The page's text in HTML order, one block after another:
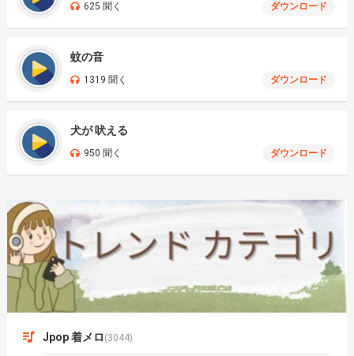
625 聞く ダウンロード
蚊の音
1319 聞く ダウンロード
犬が 吠える
950 聞く ダウンロード
Jpop 着メロ (3044)